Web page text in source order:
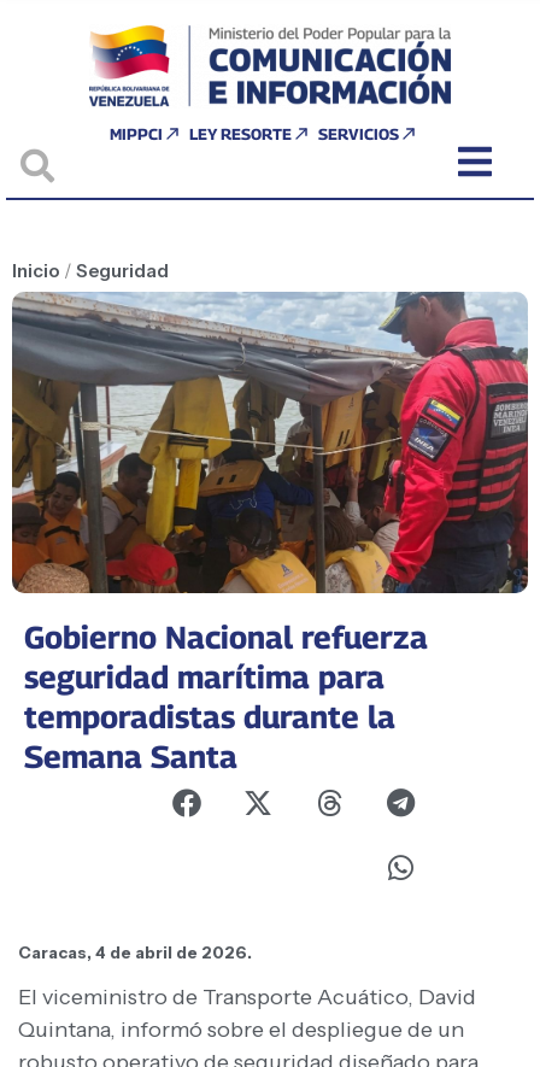
MIPPCI LEY RESORTE SERVICIOS
Inicio / Seguridad
Gobierno Nacional refuerza
seguridad marítima para
temporadistas durante la
Semana Santa
Caracas, 4 de abril de 2026.
El viceministro de Transporte Acuático, David
Quintana, informó sobre el despliegue de un